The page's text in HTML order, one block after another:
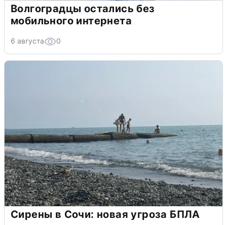
Волгоградцы остались без
мобильного интернета
6 августа 0
Сирены в Сочи: новая угроза БПЛА